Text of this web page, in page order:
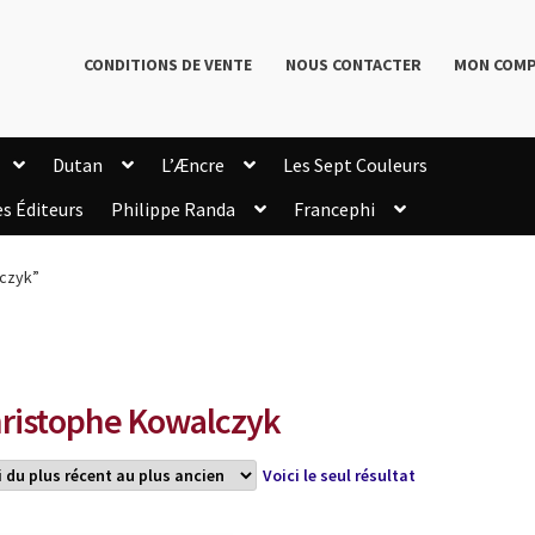
CONDITIONS DE VENTE NOUS CONTACTER MON
Dutan L’Æncre
Les Sept Couleurs
Éditeurs Philippe Randa
Francephi
Kowalczyk
Voici le seul résultat